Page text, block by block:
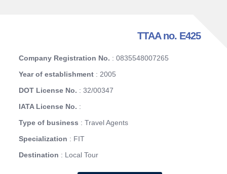
TTAA no. E425
Company Registration No. : 0835548007265
Year of establishment : 2005
DOT License No. : 32/00347
IATA License No. :
Type of business : Travel Agents
Specialization : FIT
Destination : Local Tour